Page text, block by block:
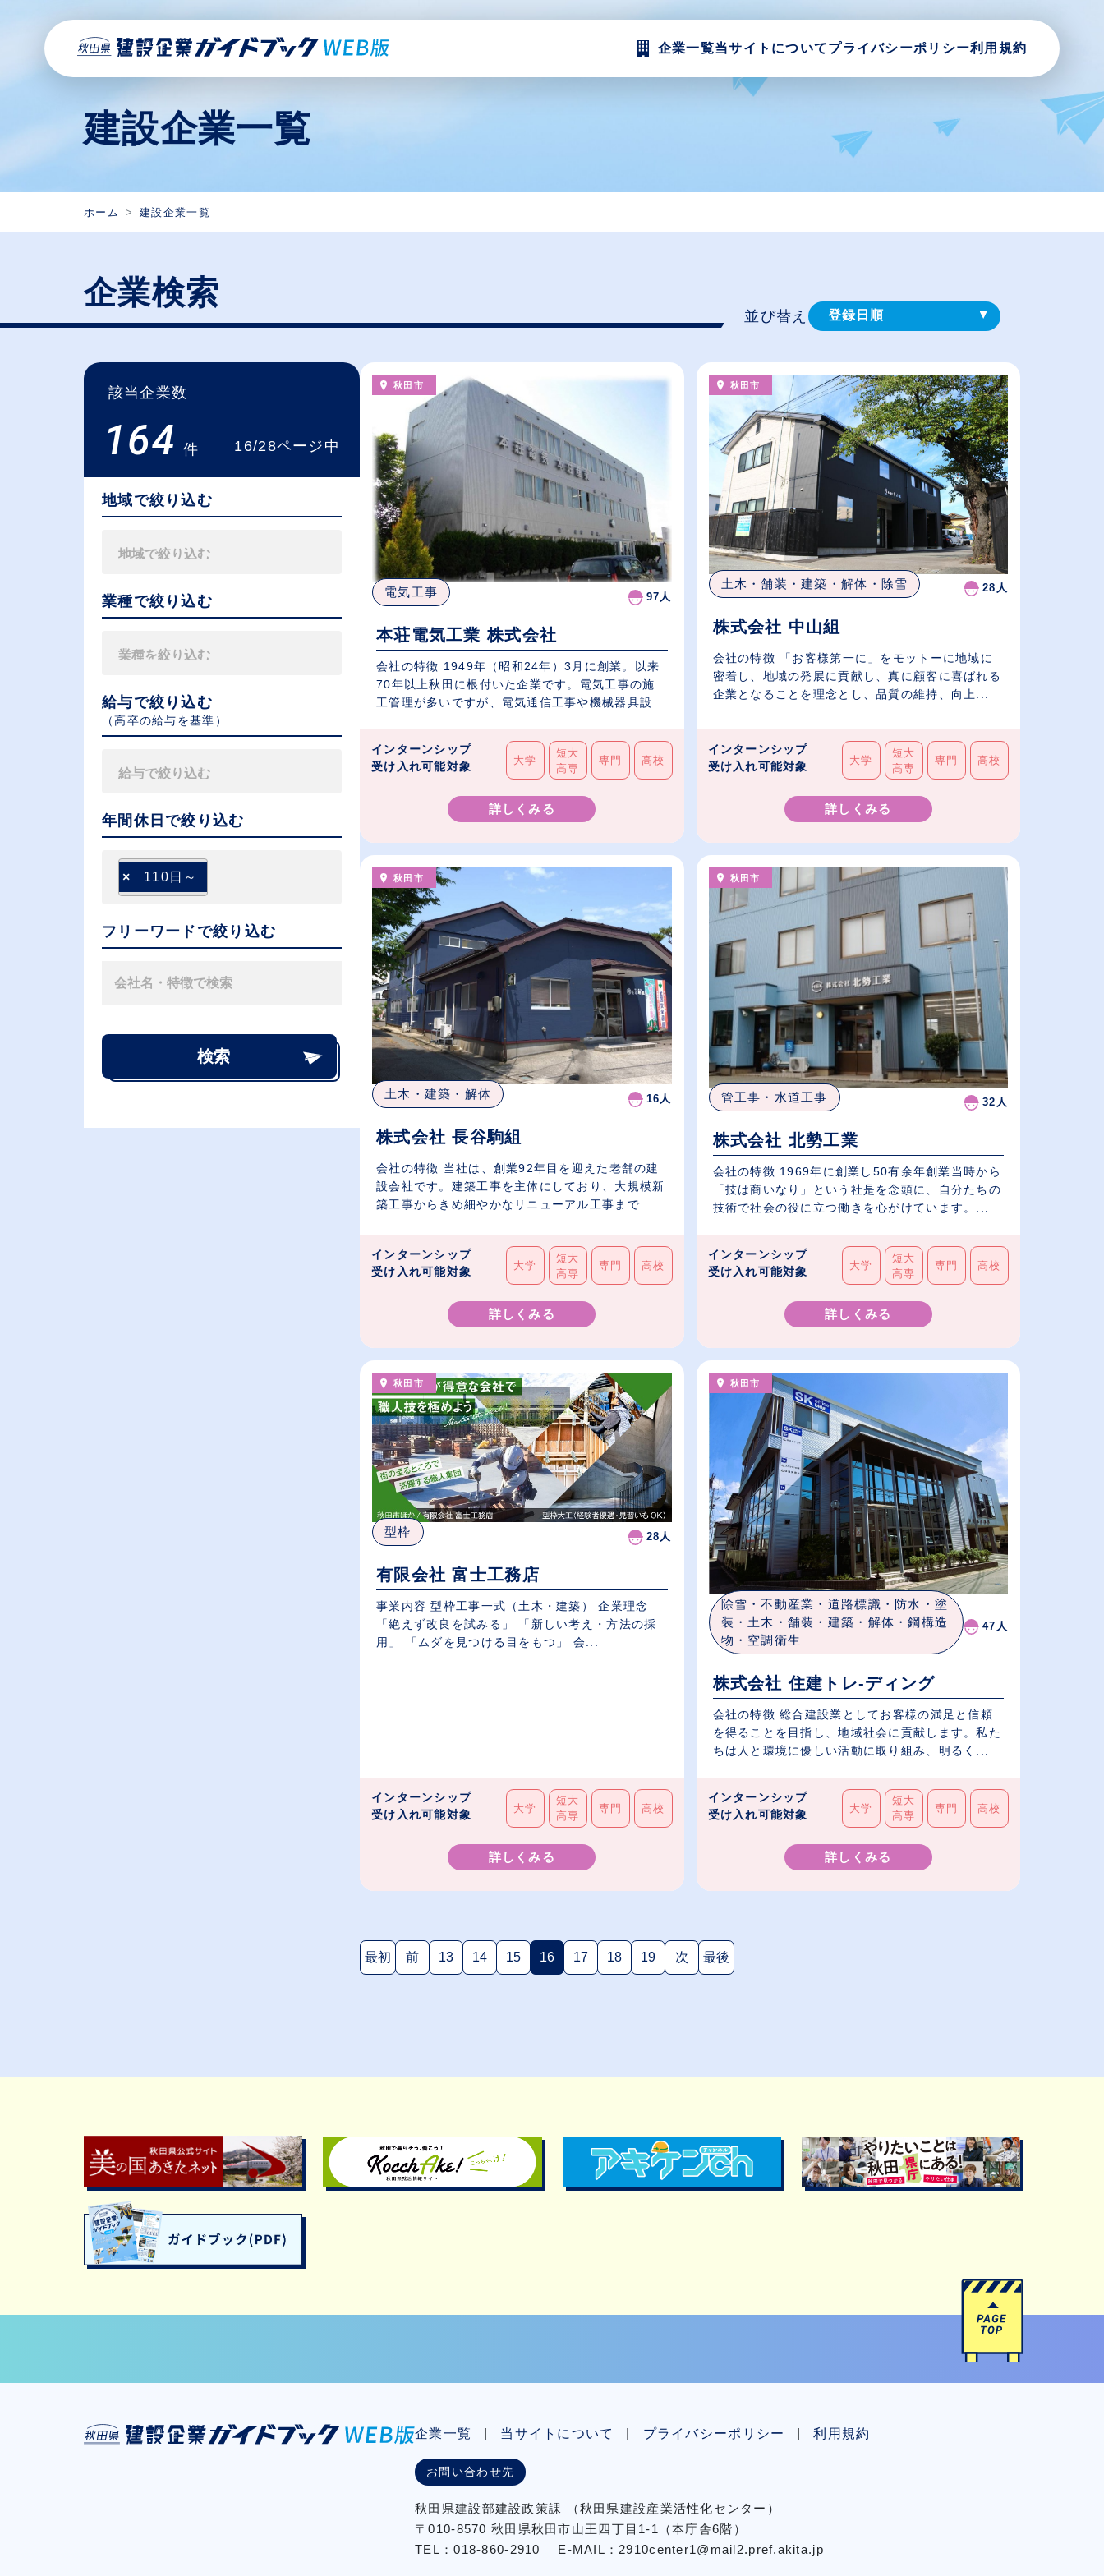
企業一覧当サイトについてプライバシーポリシー利用規約
建設企業一覧
ホーム 建設企業一覧
企業検索
該当企業数
164 件 16/28ページ中
地域で絞り込む
業種で絞り込む
給与で絞り込む
（⾼卒の給与を基準）
年間休日で絞り込む
× 110日～
フリーワードで絞り込む
検索
並び替え 登録⽇順
（⾼卒の給与を基準）
従業員が多い順
休日数が多い順
秋田市
電気工事 97人
本荘電気工業 株式会社
会社の特徴 1949年（昭和24年）3月に創業。以来
70年以上秋田に根付いた企業です。電気工事の施
工管理が多いですが、電気通信工事や機械器具設
インターンシップ
受け入れ可能対象
大学
短大
高専
専門 高校
詳しくみる
秋田市
土木・舗装・建築・解体・除雪 28人
株式会社 中山組
会社の特徴 「お客様第一に」をモットーに地域に
密着し、地域の発展に貢献し、真に顧客に喜ばれる
企業となることを理念とし、品質の維持、向上...
インターンシップ
受け入れ可能対象
大学
短大
高専
専門 高校
詳しくみる
秋田市
土木・建築・解体 16人
株式会社 長谷駒組
会社の特徴 当社は、創業92年目を迎えた老舗の建
設会社です。建築工事を主体にしており、大規模新
築工事からきめ細やかなリニューアル工事まで...
インターンシップ
受け入れ可能対象
大学
短大
高専
専門 高校
詳しくみる
秋田市
管工事・水道工事 32人
株式会社 北勢工業
会社の特徴 1969年に創業し50有余年創業当時から
「技は商いなり」という社是を念頭に、自分たちの
技術で社会の役に立つ働きを心がけています。...
インターンシップ
受け入れ可能対象
大学
短大
高専
専門 高校
詳しくみる
秋田市
型枠 28人
有限会社 富士工務店
事業内容 型枠工事一式（土木・建築） 企業理念
「絶えず改良を試みる」 「新しい考え・方法の採
用」 「ムダを見つける目をもつ」 会...
インターンシップ
受け入れ可能対象
大学
短大
高専
専門 高校
詳しくみる
秋田市
除雪・不動産業・道路標識・防水・塗
装・土木・舗装・建築・解体・鋼構造
物・空調衛生
47人
株式会社 住建トレ-ディング
会社の特徴 総合建設業としてお客様の満足と信頼
を得ることを目指し、地域社会に貢献します。私た
ちは人と環境に優しい活動に取り組み、明るく...
インターンシップ
受け入れ可能対象
大学
短大
高専
専門 高校
詳しくみる
最初 前 13 14 15 16(現在のページ)
17 18 19 次 最後
企業一覧 当サイトについて プライバシーポリシー 利用規約
お問い合わせ先
秋⽥県建設部建設政策課
（秋⽥県建設産業活性化センター）
〒010-8570 秋田県秋田市⼭王四丁⽬1-1（本庁舎6階）
TEL：018-860-2910 E-MAIL：2910center1@mail2.pref.akita.jp